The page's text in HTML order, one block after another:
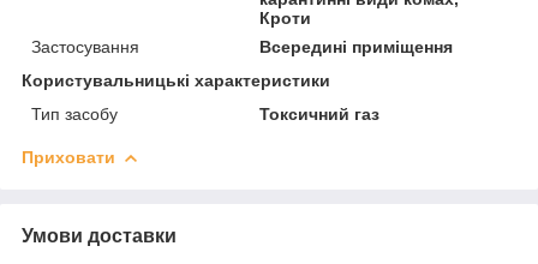
Кроти
Застосування
Всередині приміщення
Користувальницькі характеристики
Тип засобу
Токсичний газ
Приховати
Умови доставки